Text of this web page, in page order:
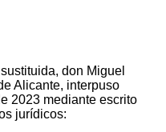
don Miguel
Alicante, interpuso
2023 mediante escrito
jurídicos: